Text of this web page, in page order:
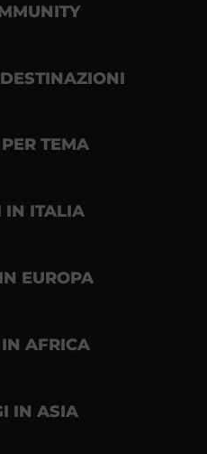
TEMA
IN ITALIA
EUROPA
AFRICA
IN ASIA